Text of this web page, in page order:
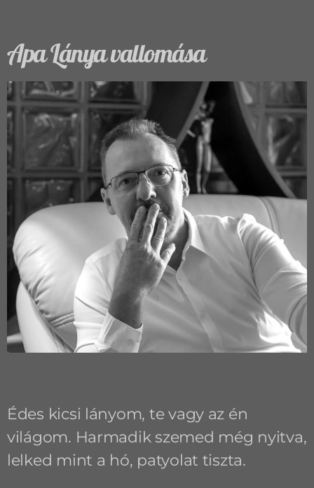
Apa Lánya vallomása
Édes kicsi lányom, te vagy az én
világom. Harmadik szemed még nyitva,
lelked mint a hó, patyolat tiszta.